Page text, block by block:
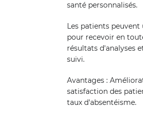
santé personnalisés.
Les patients
pour recevoir en
résultats d'analyses
suivi.
Avantages :
satisfaction des
taux d'absentéisme.